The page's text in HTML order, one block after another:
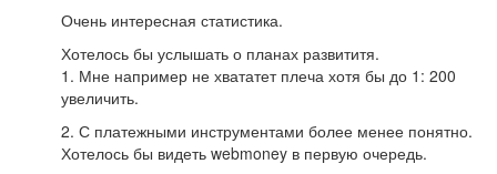
Очень интересная статистика.
Хотелось бы услышать о планах развититя.
1. Мне например не хвататет плеча хотя бы до 1: 200
увеличить.
2. С платежными инструментами более менее понятно.
Хотелось бы видеть webmoney в первую очередь.